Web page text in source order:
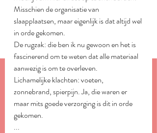
Misschien de organisatie van
slaapplaatsen, maar eigenlijk is dat altijd wel
in orde gekomen.
De rugzak: die ben ik nu gewoon en het is
fascinerend om te weten dat alle materiaal
aanwezig is om te overleven.
Lichamelijke klachten: voeten,
zonnebrand, spierpijn. Ja, die waren er
maar mits goede verzorging is dit in orde
gekomen.
...